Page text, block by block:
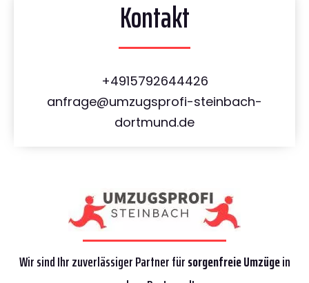
Kontakt
+4915792644426
anfrage@umzugsprofi-steinbach-
dortmund.de
Wir sind Ihr zuverlässiger Partner fürsorgenfreie Umzügein